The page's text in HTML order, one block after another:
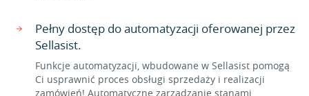
Pełny dostęp do automatyzacji oferowanej przez
Sellasist.
Funkcje automatyzacji, wbudowane w Sellasist pomogą
Ci usprawnić proces obsługi sprzedaży i realizacji
zamówień! Automatyczne zarządzanie stanami